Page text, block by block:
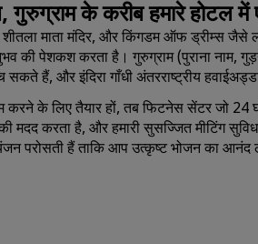
गुरुग्राम के करीब हमारे होटल
माता मंदिर, और किंगडम ऑफ ड्रीम्स
की पेशकश करता है। गुरुग्राम (पुराना नाम,
हैं, और इंदिरा गाँधी अंतरराष्ट्रीय
करने के लिए तैयार हों, तब फिटनेस सेंटर जो 24
मदद करता है, और हमारी सुसज्जित मीटिंग
परोसती हैं ताकि आप उत्कृष्ट भोजन का